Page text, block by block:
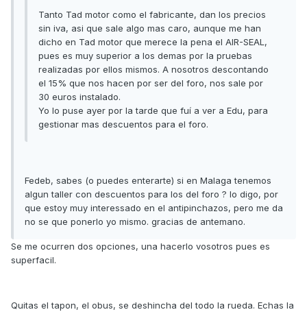
Tanto Tad motor como el fabricante, dan los precios
sin iva, asi que sale algo mas caro, aunque me han
dicho en Tad motor que merece la pena el AIR-SEAL,
pues es muy superior a los demas por la pruebas
realizadas por ellos mismos. A nosotros descontando
el 15% que nos hacen por ser del foro, nos sale por
30 euros instalado.
Yo lo puse ayer por la tarde que fuí a ver a Edu, para
gestionar mas descuentos para el foro.
Fedeb, sabes (o puedes enterarte) si en Malaga tenemos
algun taller con descuentos para los del foro ? lo digo, por
que estoy muy interessado en el antipinchazos, pero me da
no se que ponerlo yo mismo. gracias de antemano.
Se me ocurren dos opciones, una hacerlo vosotros pues es
superfacil.
Quitas el tapon, el obus, se deshincha del todo la rueda. Echas la